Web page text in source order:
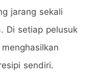
jarang sekali
Di setiap pelusuk
sendiri.